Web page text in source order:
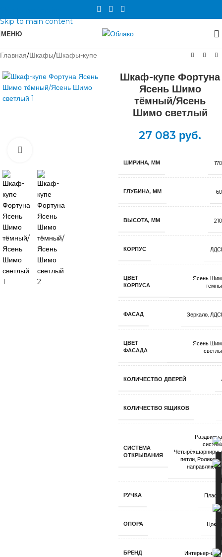
Skip to main content
МЕНЮ
Главная/Шкафы/Шкафы-купе
Шкаф-купе Фортуна
Ясень Шимо
тёмный/Ясень
Шимо светлый
27 083 руб.
ШИРИНА, ММ
ГЛУБИНА, ММ
ВЫСОТА, ММ
КОРПУС
ЦВЕТ
КОРПУСА
Ясень
ФАСАД Зеркало,
ЦВЕТ
ФАСАДА
Ясень
КОЛИЧЕСТВО ДВЕРЕЙ
КОЛИЧЕСТВО ЯЩИКОВ
СИСТЕМА
ОТКРЫВАНИЯ
петли,
РУЧКА
ОПОРА
БРЕНД Интерьер-